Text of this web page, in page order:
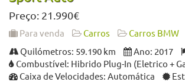
Preço: 21.990€
Para venda Carros
Carros BMW
Quilómetros: 59.190 km
Ano: 2017
Combustível: Hibrido Plug-In (Eletrico +
Caixa de Velocidades: Automática